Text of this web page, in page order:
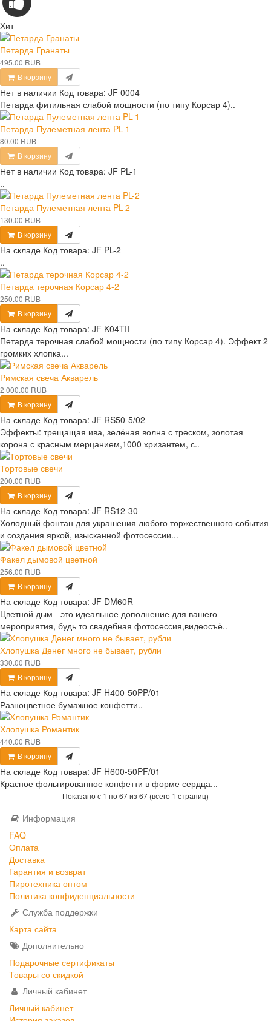
Хит
Петарда Гранаты
495.00 RUB
В корзину
Нет в наличии Код товара: JF 0004
Петарда фитильная слабой мощности (по типу Корсар 4)..
Петарда Пулеметная лента PL-1
80.00 RUB
В корзину
Нет в наличии Код товара: JF PL-1
..
Петарда Пулеметная лента PL-2
130.00 RUB
В корзину
На складе Код товара: JF PL-2
..
Петарда терочная Корсар 4-2
250.00 RUB
В корзину
На складе Код товара: JF K04TII
Петарда терочная слабой мощности (по типу Корсар 4). Эффект 2
громких хлопка...
Римская свеча Акварель
2 000.00 RUB
В корзину
На складе Код товара: JF RS50-5/02
Эффекты: трещащая ива, зелёная волна с треском, золотая
корона с красным мерцанием,1000 хризантем, с..
Тортовые свечи
200.00 RUB
В корзину
На складе Код товара: JF RS12-30
Холодный фонтан для украшения любого торжественного события
и создания яркой, изысканной фотосессии...
Факел дымовой цветной
256.00 RUB
В корзину
На складе Код товара: JF DM60R
Цветной дым - это идеальное дополнение для вашего
мероприятия, будь то свадебная фотосессия,видеосъё..
Хлопушка Денег много не бывает, рубли
330.00 RUB
В корзину
На складе Код товара: JF H400-50PP/01
Разноцветное бумажное конфетти..
Хлопушка Романтик
440.00 RUB
В корзину
На складе Код товара: JF H600-50PF/01
Красное фольгированное конфетти в форме сердца...
Показано с 1 по 67 из 67 (всего 1 страниц)
Информация
FAQ
Оплата
Доставка
Гарантия и возврат
Пиротехника оптом
Политика конфиденциальности
Служба поддержки
Карта сайта
Дополнительно
Подарочные сертификаты
Товары со скидкой
Личный кабинет
Личный кабинет